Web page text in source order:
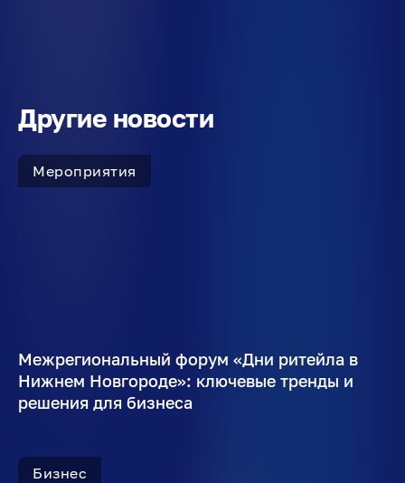
Другие новости
Мероприятия
Межрегиональный форум «Дни ритейла в
Нижнем Новгороде»: ключевые тренды и
решения для бизнеса
Бизнес